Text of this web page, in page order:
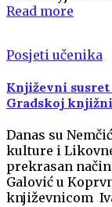
Read more
Posjeti učenika
Književni susret
Gradskoj
Danas su
kulture i
prekrasan
Galović u
književnicom